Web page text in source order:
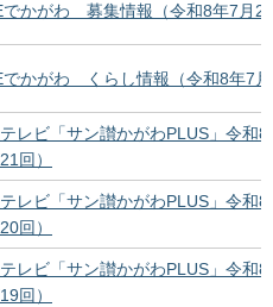
でかがわ 募集情報（令和8年7月
でかがわ くらし情報（令和8年7
レビ「サン讃かがわPLUS」令和
回）
レビ「サン讃かがわPLUS」令和
回）
レビ「サン讃かがわPLUS」令和
回）